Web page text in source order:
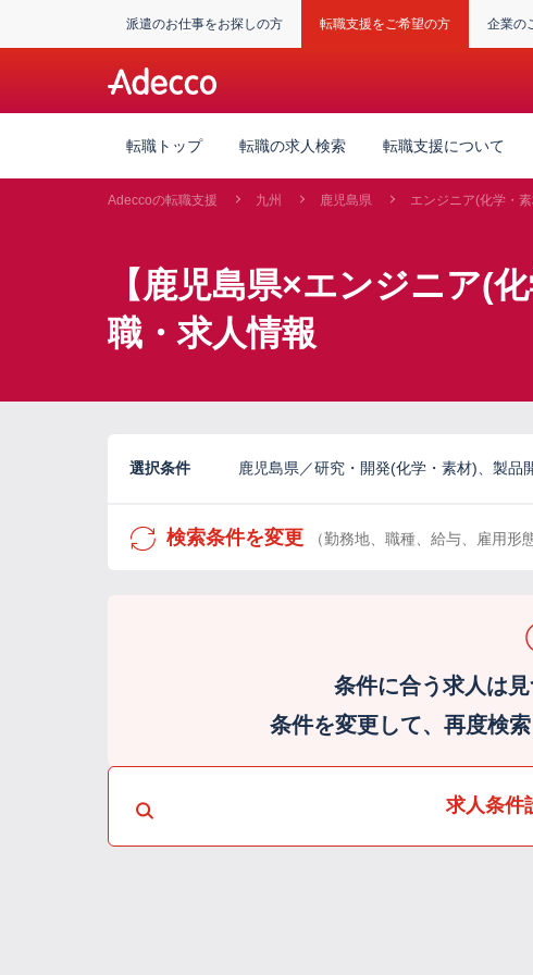
派遣のお仕事をお探しの方 転職支援をご希望の方 企業の
転職トップ 転職の求人検索 転職支援について
Adeccoの転職支援 九州 鹿児島県 エンジニア(化学・
【鹿児島県×エンジニア(
職・求人情報
選択条件 鹿児島県／研究・開発(化学・素材)、製
検索条件を変更 （勤務地、職種、給与、雇用形
条件に合う求人は見
条件を変更して、再度検
求人条件